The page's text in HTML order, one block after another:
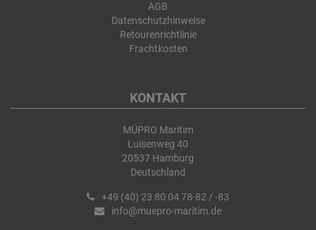
AGB
Datenschutzhinweise
Retourenrichtlinie
Frachtkosten
KONTAKT
MÜPRO Maritim
Luisenweg 40
20537 Hamburg
Deutschland
+49 (40) 23 80 04 78-82 / -83
info@muepro-maritim.de